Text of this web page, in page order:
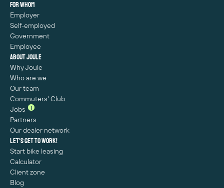
For whom
Employer
Self-employed
Government
Employee
About Joule
Why Joule
Who are we
Our team
Commuters' Club
Jobs
1
Partners
Our dealer network
Let's get to work!
Start bike leasing
Calculator
Client zone
Blog